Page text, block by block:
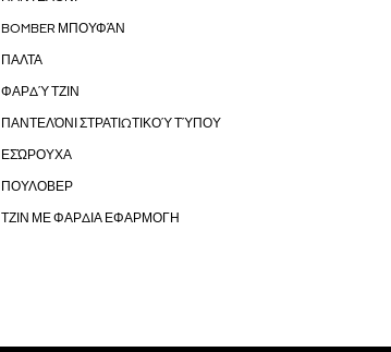
BOMBER ΜΠΟΥΦΆΝ
ΠΑΛΤΑ
ΦΑΡΔΎ ΤΖΙΝ
ΠΑΝΤΕΛΌΝΙ ΣΤΡΑΤΙΩΤΙΚΟΎ ΤΎΠΟΥ
ΕΣΏΡΟΥΧΑ
ΠΟΥΛΟΒΕΡ
ΤΖΙΝ ΜΕ ΦΑΡΔΙΑ ΕΦΑΡΜΟΓΗ